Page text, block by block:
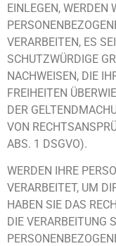
EINLEGEN, WERDEN
VERARBEITEN, ES
SCHUTZWÜRDIGE
NACHWEISEN, DIE
FREIHEITEN
DER
VON
ABS. 1 DSGVO).
WERDEN IHRE
VERARBEITET, UM
HABEN SIE DAS
DIE VERARBEITUNG